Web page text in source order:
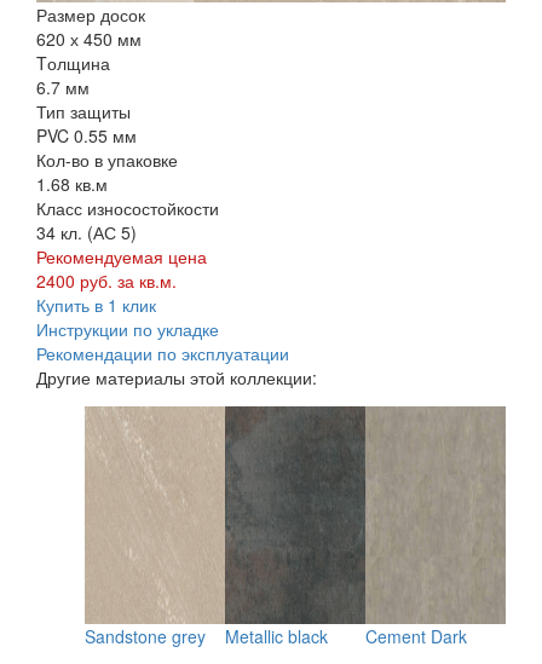
Размер досок
620 х 450 мм
Tолщина
6.7 мм
Тип защиты
PVC 0.55 мм
Кол-во в упаковке
1.68 кв.м
Класс износостойкости
34 кл. (АС 5)
Рекомендуемая цена
2400 руб. за кв.м.
Купить в 1 клик
Инструкции по укладке
Рекомендации по эксплуатации
Другие материалы этой коллекции:
Sandstone grey Metallic black Cement Dark